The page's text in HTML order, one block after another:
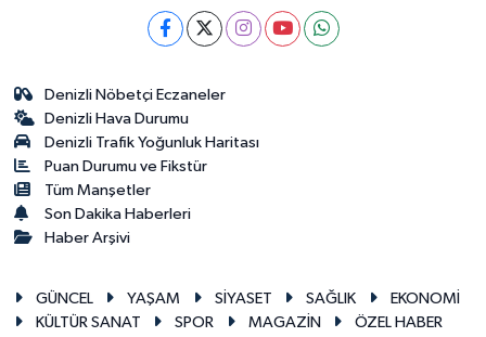
Denizli Nöbetçi Eczaneler
Denizli Hava Durumu
Denizli Trafik Yoğunluk Haritası
Puan Durumu ve Fikstür
Tüm Manşetler
Son Dakika Haberleri
Haber Arşivi
GÜNCEL YAŞAM SİYASET SAĞLIK
EKONOMİ
KÜLTÜR SANAT
SPOR MAGAZİN ÖZEL HABER